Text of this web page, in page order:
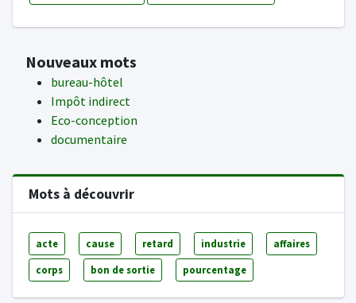
Nouveaux mots
bureau-hôtel
Impôt indirect
Eco-conception
documentaire
Mots à découvrir
acte cause retard industrie affaires
corps bon de sortie pourcentage